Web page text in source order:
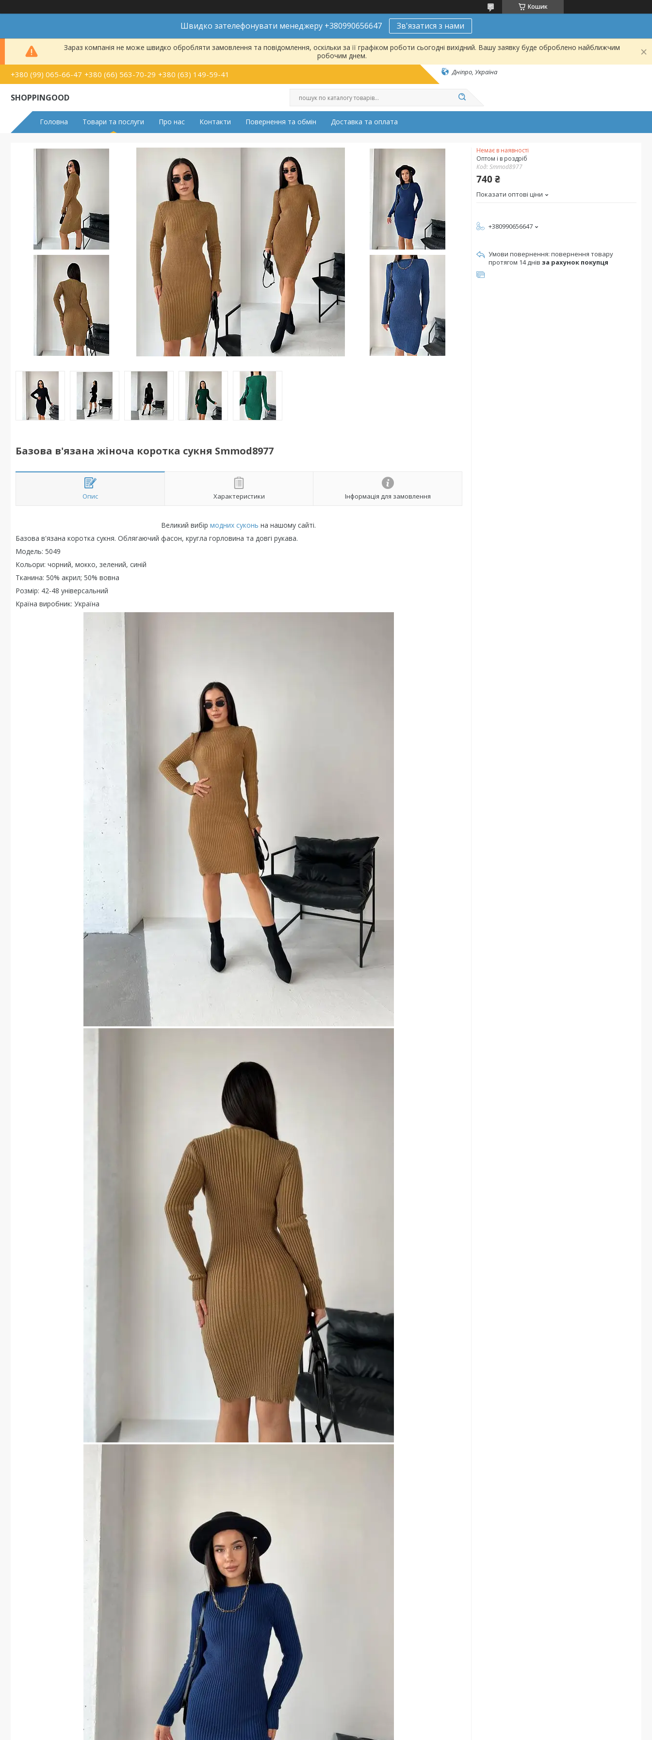
Кошик
Швидко зателефонувати менеджеру +380990656647 Зв'язатися з нами
Зараз компанія не може швидко обробляти замовлення та повідомлення, оскільки за її графіком роботи сьогодні вихідний. Вашу заявку буде оброблено найближчим
робочим днем.
+380 (99) 065-66-47 +380 (66) 563-70-29 +380 (63) 149-59-41 Дніпро, Україна
SHOPPINGOOD
Головна Товари та послуги Про нас Контакти Повернення та обмін Доставка та оплата
Базова в'язана жіноча коротка сукня Smmod8977
Опис Характеристики Інформація для замовлення
Великий вибір модних суконь на нашому сайті.
Базова в'язана коротка сукня. Облягаючий фасон, кругла горловина та довгі рукава.
Модель: 5049
Кольори: чорний, мокко, зелений, синій
Тканина: 50% акрил; 50% вовна
Розмір: 42-48 універсальний
Країна виробник: Україна
Немає в наявності
Оптом і в роздріб
Код:Smmod8977
740 ₴
Показати оптові ціни
+380990656647
повернення товару
протягом 14 днів за рахунок покупця